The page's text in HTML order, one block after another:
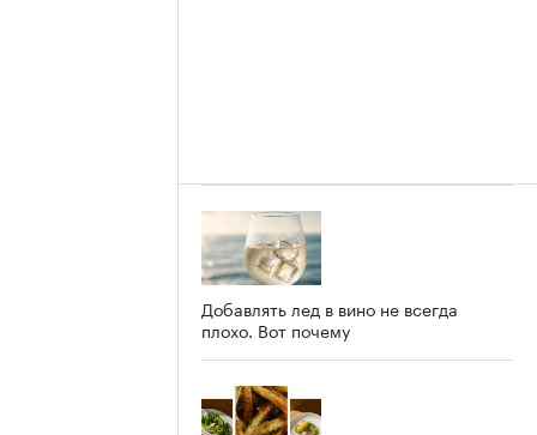
Добавлять лед в вино не всегда
плохо. Вот почему